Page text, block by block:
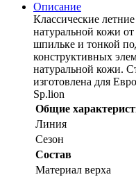
Описание
Классические
натуральной кожи
шпильке и тонкой
конструктивных
натуральной кожи.
изготовлена для
Sp.lion
Общие
Линия
Сезон
Состав
Материал верха